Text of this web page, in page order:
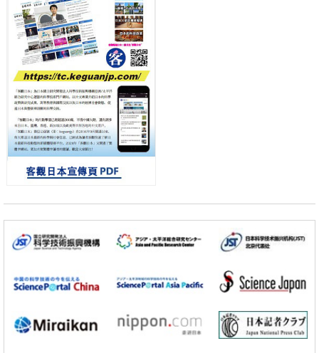
差異
政策
日本第2次醫療研究開發調整費，根據一線實際情況和需求分配99.3億
日圓
科學研究
千葉大學鑑定出導致難治性疾病「肺高血壓症」惡化的蛋白質
「MYL9/12」，會引發血管結構惡化
科學研究
京都大學高效生成光的構成單元「光子」，可應用於量子電腦
科學研究
開發出300億年僅誤差1秒的光晶格鐘，構建網路將其打造為次世代社會
基礎設施
經濟・社會
大阪大學開發出膜脂質視覺化工具，使脂質探針的高效開發成為可能
科學研究
帶大量基因的人工細胞
政策
展研究
科學研究
京都大學高效生成光的構成單元「光子」，可應用於量子電腦
小岩井忠道 瀧川 進